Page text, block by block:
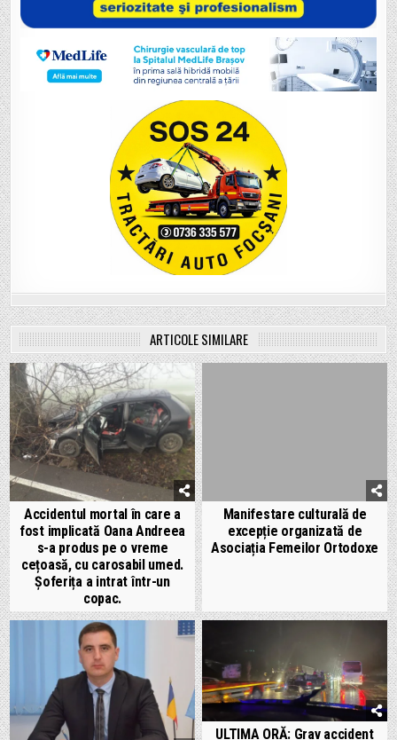
ARTICOLE SIMILARE
Accidentul mortal în care a
fost implicată Oana Andreea
s-a produs pe o vreme
cețoasă, cu carosabil umed.
Șoferița a intrat într-un
copac.
Manifestare culturală de
excepție organizată de
Asociația Femeilor Ortodoxe
ULTIMA ORĂ: Grav accident